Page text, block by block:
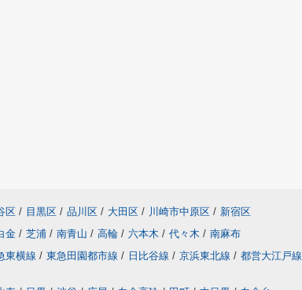
区 / 目黒区 / 品川区 / 大田区 / 川崎市中原区 / 新宿区
金 / 芝浦 / 南青山 / 高輪 / 六本木 / 代々木 / 南麻布
東横線 / 東急田園都市線 / 日比谷線 / 京浜東北線 / 都営大江戸線